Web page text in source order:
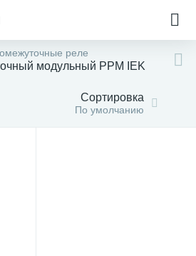
реле
модульный РРМ IEK
Сортировка
По умолчанию